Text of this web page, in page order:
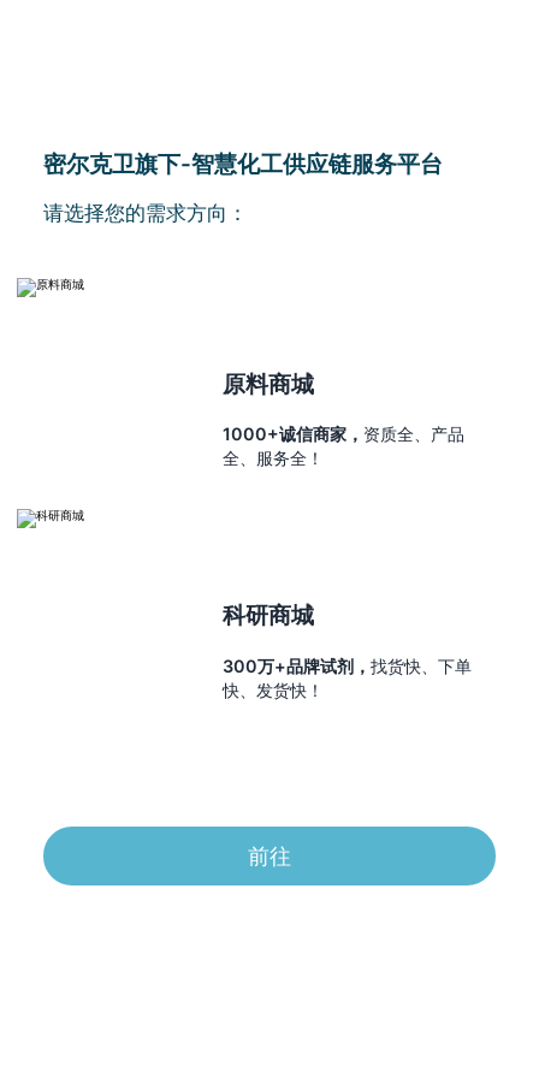
密尔克卫旗下-智慧化工供应链服务平台
请选择您的需求方向：
原料商城
1000+诚信商家， 资质全、产品
全、服务全！
科研商城
300万+品牌试剂，找货快、下单
快、发货快！
前往